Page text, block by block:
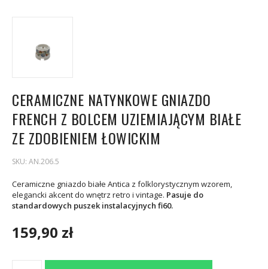
CERAMICZNE NATYNKOWE GNIAZDO
FRENCH Z BOLCEM UZIEMIAJĄCYM BIAŁE
ZE ZDOBIENIEM ŁOWICKIM
SKU: AN.206.5
Ceramiczne gniazdo białe Antica z folklorystycznym wzorem,
elegancki akcent do wnętrz retro i vintage. Pasuje do
standardowych puszek instalacyjnych fi60.
159,90 zł